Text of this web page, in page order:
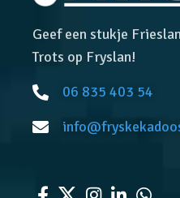
Geef een stukje
Trots op Fryslan!
06 835 403 54